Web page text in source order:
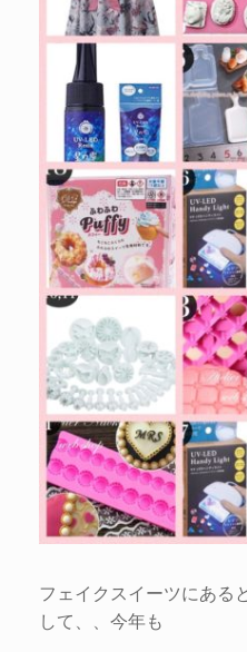
フェイクスイーツにある
して、、今年も